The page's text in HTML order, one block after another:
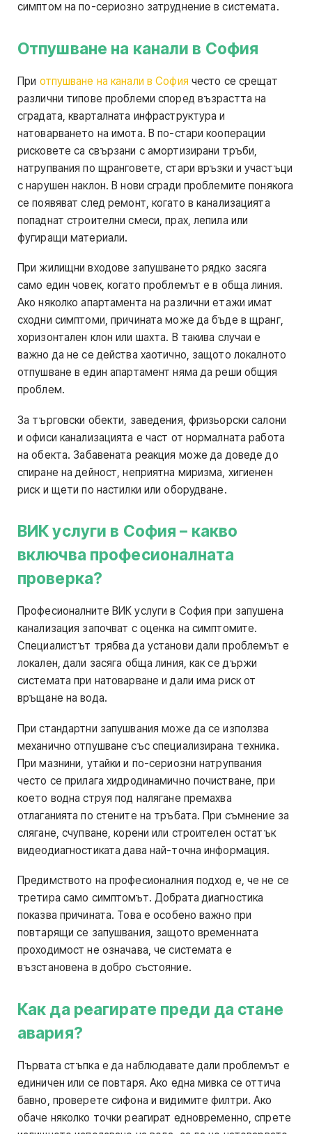
симптом на по-сериозно затруднение в системата.
Отпушване на канали в София
При отпушване на канали в София често се срещат
различни типове проблеми според възрастта на
сградата, кварталната инфраструктура и
натоварването на имота. В по-стари кооперации
рисковете са свързани с амортизирани тръби,
натрупвания по щранговете, стари връзки и участъци
с нарушен наклон. В нови сгради проблемите понякога
се появяват след ремонт, когато в канализацията
попаднат строителни смеси, прах, лепила или
фугиращи материали.
При жилищни входове запушването рядко засяга
само един човек, когато проблемът е в обща линия.
Ако няколко апартамента на различни етажи имат
сходни симптоми, причината може да бъде в щранг,
хоризонтален клон или шахта. В такива случаи е
важно да не се действа хаотично, защото локалното
отпушване в един апартамент няма да реши общия
проблем.
За търговски обекти, заведения, фризьорски салони
и офиси канализацията е част от нормалната работа
на обекта. Забавената реакция може да доведе до
спиране на дейност, неприятна миризма, хигиенен
риск и щети по настилки или оборудване.
ВИК услуги в София – какво
включва професионалната
проверка?
Професионалните ВИК услуги в София при запушена
канализация започват с оценка на симптомите.
Специалистът трябва да установи дали проблемът е
локален, дали засяга обща линия, как се държи
системата при натоварване и дали има риск от
връщане на вода.
При стандартни запушвания може да се използва
механично отпушване със специализирана техника.
При мазнини, утайки и по-сериозни натрупвания
често се прилага хидродинамично почистване, при
което водна струя под налягане премахва
отлаганията по стените на тръбата. При съмнение за
слягане, счупване, корени или строителен остатък
видеодиагностиката дава най-точна информация.
Предимството на професионалния подход е, че не се
третира само симптомът. Добрата диагностика
показва причината. Това е особено важно при
повтарящи се запушвания, защото временната
проходимост не означава, че системата е
възстановена в добро състояние.
Как да реагирате преди да стане
авария?
Първата стъпка е да наблюдавате дали проблемът е
единичен или се повтаря. Ако една мивка се оттича
бавно, проверете сифона и видимите филтри. Ако
обаче няколко точки реагират едновременно, спрете